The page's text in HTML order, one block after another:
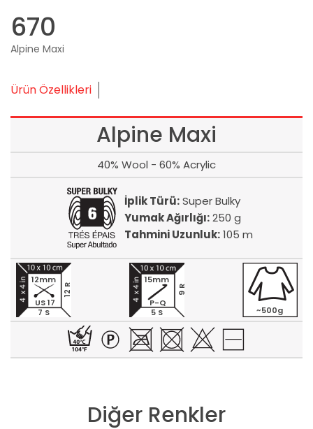
670
Alpine Maxi
Ürün Özellikleri
Alpine Maxi
40% Wool - 60% Acrylic
İplik Türü:Super Bulky
Yumak Ağırlığı:250 g
Tahmini Uzunluk:105 m
7 S
12 R
12mm
US 17
5 S
9 R
15mm
P-Q
~500g
Diğer Renkler